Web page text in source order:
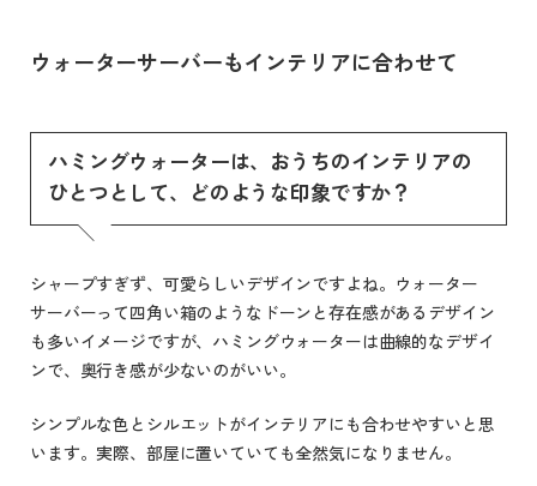
ウォーターサーバーもインテリアに合わせて
ハミングウォーターは、おうちのインテリアの
ひとつとして、どのような印象ですか？
シャープすぎず、可愛らしいデザインですよね。ウォーター
サーバーって四角い箱のようなドーンと存在感があるデザイン
も多いイメージですが、ハミングウォーターは曲線的なデザイ
ンで、奥行き感が少ないのがいい。
シンプルな色とシルエットがインテリアにも合わせやすいと思
います。実際、部屋に置いていても全然気になりません。